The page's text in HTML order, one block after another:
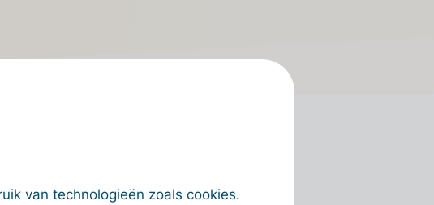
van technologieën zoals cookies.